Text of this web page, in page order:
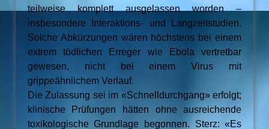
teilweise komplett ausgelassen worden –
insbesondere Interaktions- und Langzeitstudien.
Solche Abkürzungen wären höchstens bei einem
extrem tödlichen Erreger wie Ebola vertretbar
gewesen, nicht bei einem Virus mit
grippeähnlichem Verlauf.
Die Zulassung sei im «Schnelldurchgang» erfolgt;
klinische Prüfungen hätten ohne ausreichende
toxikologische Grundlage begonnen. Sterz: «Es